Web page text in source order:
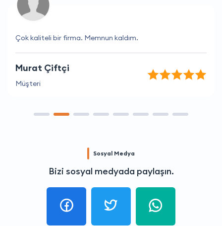
Çok kaliteli bir firma. Memnun kaldım.
Murat Çiftçi
Müşteri
Sosyal Medya
Bizi sosyal medyada paylaşın.